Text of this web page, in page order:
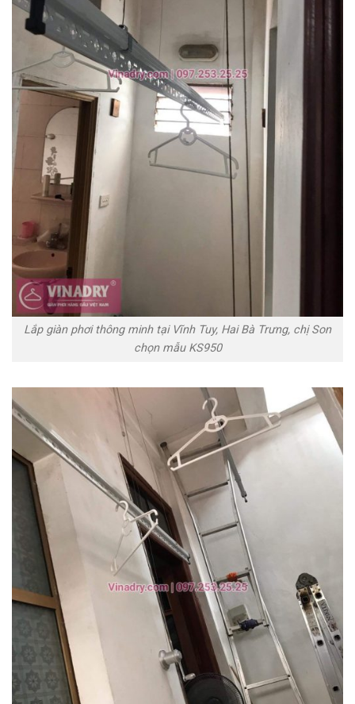
Lắp giàn phơi thông minh tại Vĩnh Tuy, Hai Bà Trưng, chị Son
chọn mẫu KS950